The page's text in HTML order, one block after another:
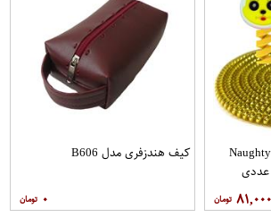
محافظ کابل رینیکا مدل Naughty
۸۱,۰۰۰
کیف هندزفری مدل B606
۰